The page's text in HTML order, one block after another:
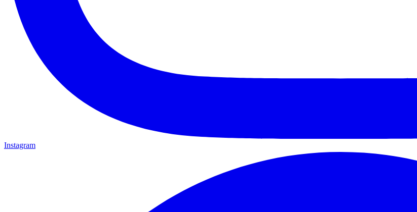
Instagram